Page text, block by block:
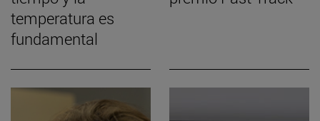
temperatura es
fundamental